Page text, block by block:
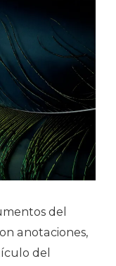
del
anotaciones,
del